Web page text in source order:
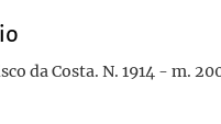
da Costa. N. 1914 - m.